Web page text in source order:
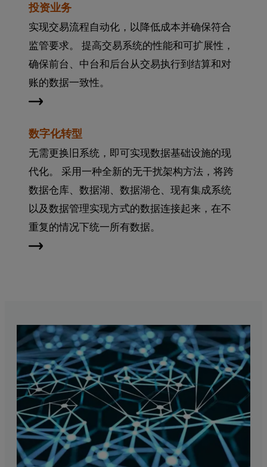
投资业务
实现交易流程自动化，以降低成本并确保符合
监管要求。 提高交易系统的性能和可扩展性，
确保前台、中台和后台从交易执行到结算和对
账的数据一致性。
数字化转型
无需更换旧系统，即可实现数据基础设施的现
代化。 采用一种全新的无干扰架构方法，将跨
数据仓库、数据湖、数据湖仓、现有集成系统
以及数据管理实现方式的数据连接起来，在不
重复的情况下统一所有数据。